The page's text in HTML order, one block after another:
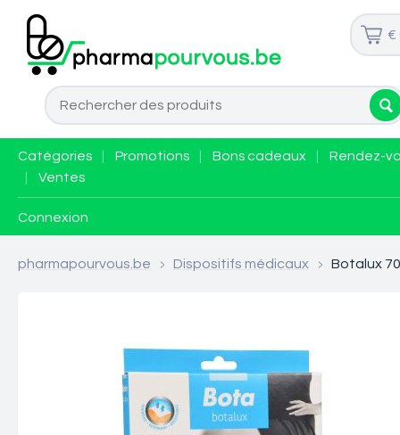
€
Catégories Promotions Bons cadeaux
Rendez-
Ventes
Connexion
pharmapourvous.be > Dispositifs médicaux > Botalux